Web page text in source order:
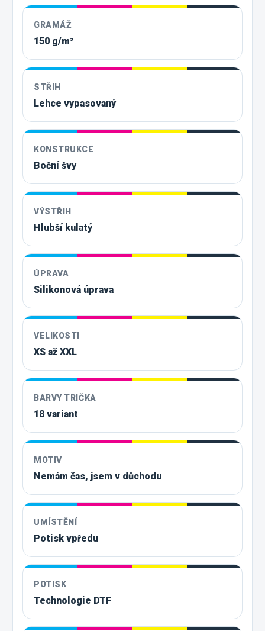
GRAMÁŽ
150 g/m²
STŘIH
Lehce vypasovaný
KONSTRUKCE
Boční švy
VÝSTŘIH
Hlubší kulatý
ÚPRAVA
Silikonová úprava
VELIKOSTI
XS až XXL
BARVY TRIČKA
18 variant
MOTIV
Nemám čas, jsem v důchodu
UMÍSTĚNÍ
Potisk vpředu
POTISK
Technologie DTF